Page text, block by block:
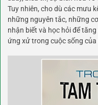
Tuy nhiên, cho dù các mưu
những nguyên tắc, những
nhận biết và học hỏi để
ứng xử trong cuộc sống